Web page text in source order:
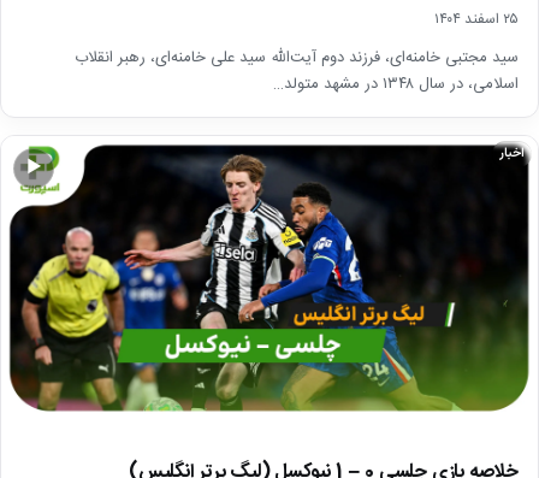
۲۵ اسفند ۱۴۰۴
سید مجتبی خامنه‌ای، فرزند دوم آیت‌الله سید علی خامنه‌ای، رهبر انقلاب
اسلامی، در سال ۱۳۴۸ در مشهد متولد…
▶
اخبار